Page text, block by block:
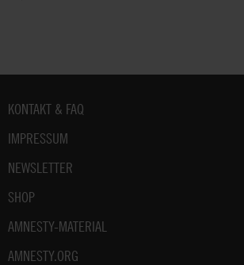
Fußbereich
KONTAKT & FAQ
IMPRESSUM
NEWSLETTER
SHOP
AMNESTY-MATERIAL
AMNESTY.ORG